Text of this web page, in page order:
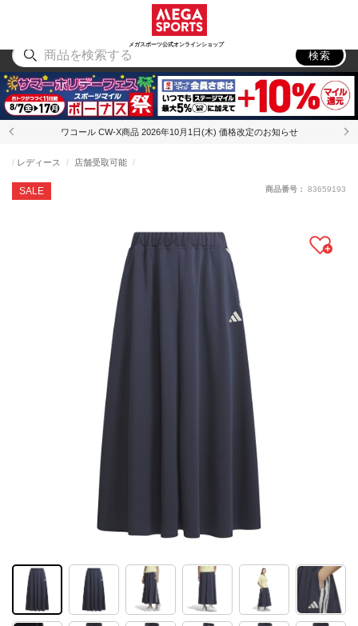
メガスポーツ公式オンラインショップ
アウトドア
検索
ワコール CW-X商品 2026年10月1日(木) 価格改定のお知らせ
SALE
レディース 店舗受取可能
商品番号： 83659193